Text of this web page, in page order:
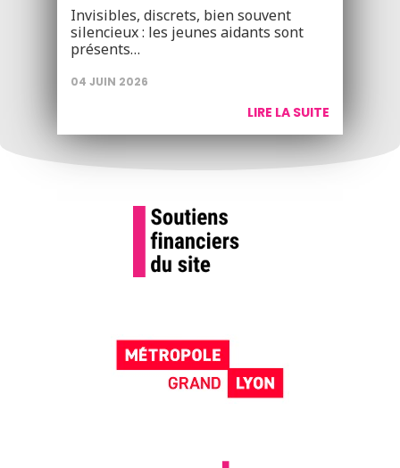
Invisibles, discrets, bien souvent
silencieux : les jeunes aidants sont
présents…
04 JUIN 2026
LIRE LA SUITE